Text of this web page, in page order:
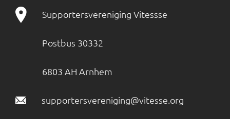
Supportersvereniging Vitessse
Postbus 30332
6803 AH Arnhem
supportersvereniging@vitesse.org